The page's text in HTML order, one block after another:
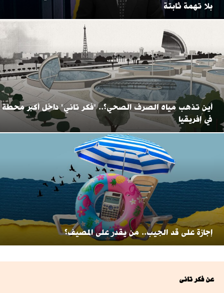
بلا تهمة ثابتة
أين تذهب مياه الصرف الصحي؟.. "فكر تاني" داخل أكبر محطة
في إفريقيا
إجازة على قد الجيب.. من يقدر على المصيف؟
عن فكر تانى